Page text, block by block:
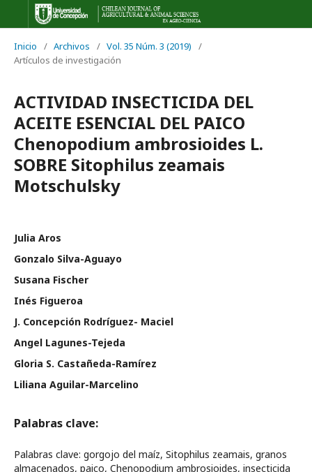
Inicio / Archivos / Vol. 35 Núm. 3 (2019)
/
Artículos de investigación
ACTIVIDAD INSECTICIDA DEL
ACEITE ESENCIAL DEL PAICO
Chenopodium ambrosioides L.
SOBRE Sitophilus zeamais
Motschulsky
Julia Aros
Gonzalo Silva-Aguayo
Susana Fischer
Inés Figueroa
J. Concepción Rodríguez- Maciel
Angel Lagunes-Tejeda
Gloria S. Castañeda-Ramírez
Liliana Aguilar-Marcelino
Palabras clave:
Palabras clave: gorgojo del maíz, Sitophilus zeamais, granos
almacenados, paico, Chenopodium ambrosioides, insecticida